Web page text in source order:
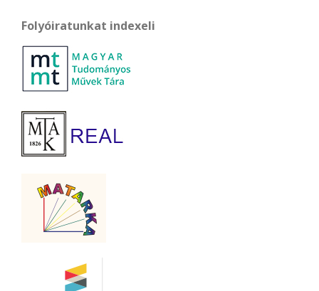
Folyóiratunkat indexeli